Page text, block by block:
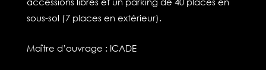
sous-sol (7 places en extérieur).
Maître d’ouvrage : ICADE